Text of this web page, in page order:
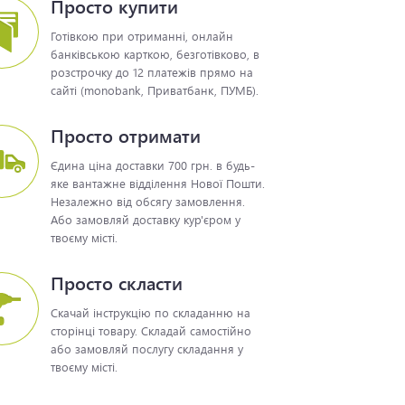
Просто купити
Готівкою при отриманні, онлайн
банківською карткою, безготівково, в
розстрочку до 12 платежів прямо на
сайті (monobank, Приватбанк, ПУМБ).
Просто отримати
Єдина ціна доставки 700 грн. в будь-
яке вантажне відділення Нової Пошти.
Незалежно від обсягу замовлення.
Або замовляй доставку кур'єром у
твоєму місті.
Просто скласти
Скачай інструкцію по складанню на
сторінці товару. Складай самостійно
або замовляй послугу складання у
твоєму місті.